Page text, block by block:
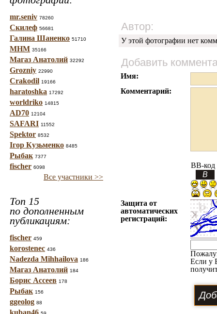
mr.seniv 78260
Скилеф 56681
Галина Шаненко 51710
МНМ 35166
Магаз Анатолий 32292
Grozniy 22990
Crakodil 19166
haratoshka 17292
worldriko 14815
AD70 12104
SAFARI 11552
Spektor 8532
Ігор Кузьменко 8485
Рыбак 7377
fischer 6098
Все участники >>
Топ 15
по дополненным
публикациям:
fischer 459
korostenec 436
Nadezda Mihhailova 186
Магаз Анатолий 184
Борис Ассеев 178
Рыбак 156
ggeolog 88
kuban46
Автор:
У этой фотографии нет
Добавить
Имя:
Комментарий:
BB-код
Защита от
автоматических
регистраций:
Если у